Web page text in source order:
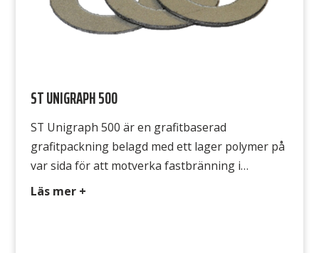
ST UNIGRAPH 500
ST Unigraph 500 är en grafitbaserad
grafitpackning belagd med ett lager polymer på
var sida för att motverka fastbränning i
flänsarna. packningar kan stansas och klippas
Läs mer +